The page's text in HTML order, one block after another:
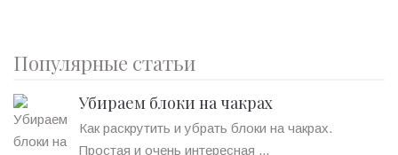
Популярные статьи
Убираем блоки на чакрах
Как раскрутить и убрать блоки на чакрах.
Простая и очень интересная ...